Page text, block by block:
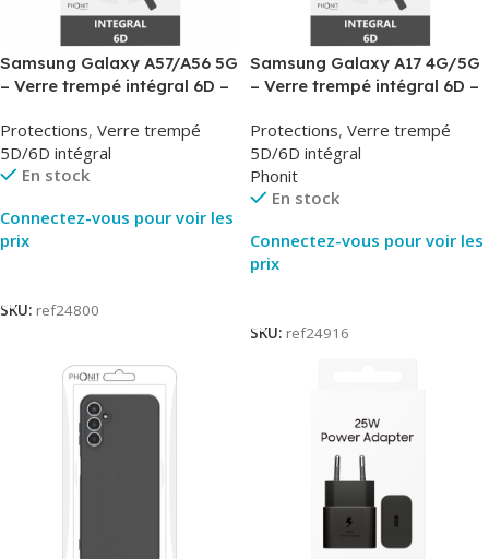
Samsung Galaxy A57/A56 5G
– Verre trempé intégral 6D –
Protections, Verre trempé
5D/6D intégral
En stock
Connectez-vous pour voir les
prix
SKU: ref24800
Samsung Galaxy A17 4G/5G
– Verre trempé intégral 6D –
Protections, Verre trempé
5D/6D intégral
Phonit
En stock
Connectez-vous pour voir les
prix
SKU: ref24916